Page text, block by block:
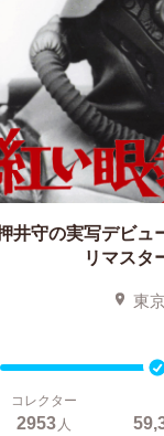
井守の実写デビュ
リマスタ
東
コレクター
2953人